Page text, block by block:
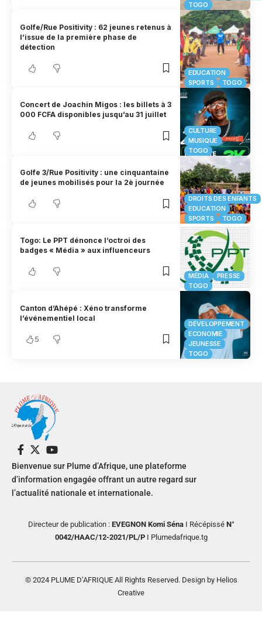
TOGO
EDUCATION
SPORTS
TOGO
Golfe/Rue Positivity : 62 jeunes retenus à
l’issue de la première phase de
détection
CULTURE
MUSIQUE
TOGO
Concert de Joachin Migos : les billets à 3
000 FCFA disponibles jusqu’au 31 juillet
DROITS DES ENFANTS
EDUCATION
SPORTS
TOGO
Golfe 3/Rue Positivity : une cinquantaine
de jeunes mobilisés pour la 2è journée
MÉDIA
PRESSE
TOGO
Togo: Le PPT dénonce l’octroi des
badges « Média » aux influenceurs
DÉVELOPPEMENT
ECONOMIE
JEUNESSE
TOGO
Canton d’Ahépé : Xéno transforme
l’événementiel local
5
Bienvenue sur Plume d’Afrique, une plateforme
d’information engagée offrant un autre regard sur
l’actualité nationale et internationale.
Directeur de publication : EVEGNON Komi SénaI RécépisséN°
0042/HAAC/12-2021/PL/PI Plumedafrique.tg
© 2024 PLUME D’AFRIQUE All Rights Reserved. Design by Helios
Creative